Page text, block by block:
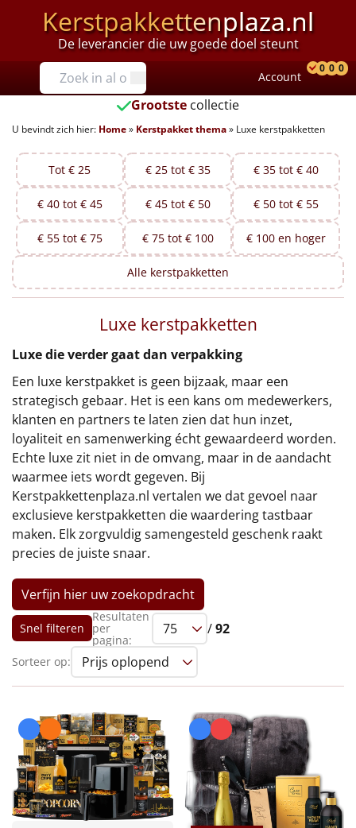
Kerstpakkettenplaza.nl
De leverancier die uw goede doel steunt
Prijzen
Tot €25
€25 tot €35
€35 tot €40
€40 tot €45
€45 tot €50
€50 tot €55
€75 tot €100
€100 en hoger
Alle kerstpakketten 2026
Thema
Origineel
Rituals
Luxe
Mannen
Vrouwen
Leuke
Goedkope
Uniek
Account
0 0 0
Grootste collectie
U bevindt zich hier: Home» Kerstpakket thema» Luxe kerstpakketten
Tot € 25 € 25 tot € 35 € 35 tot € 40
€ 40 tot € 45 € 45 tot € 50 € 50 tot € 55
€ 55 tot € 75 € 75 tot € 100 € 100 en hoger
Alle kerstpakketten
Luxe kerstpakketten
Luxe die verder gaat dan verpakking
Een luxe kerstpakket is geen bijzaak, maar een
strategisch gebaar. Het is een kans om medewerkers,
klanten en partners te laten zien dat hun inzet,
loyaliteit en samenwerking écht gewaardeerd worden.
Echte luxe zit niet in de omvang, maar in de aandacht
waarmee iets wordt gegeven. Bij
Kerstpakkettenplaza.nl vertalen we dat gevoel naar
exclusieve kerstpakketten die waardering tastbaar
maken. Elk zorgvuldig samengesteld geschenk raakt
precies de juiste snaar.
Verfijn hier uw zoekopdracht
Snel filteren
Resultaten
per
pagina:
/92
Sorteer op: